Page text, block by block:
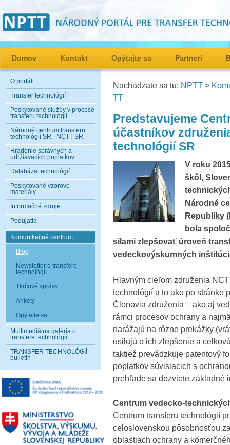
Domov Kontakt Opýtajte sa Partneri
O portáli
Transfer technológií
Poskytované služby v procese
transferu technológií
Národné centrum transferu
technológií SR - NCTT SR
Hradenie správnych a
udržiavacích poplatkov
Databáza technológií
Poskytované vzorové
materiály
Informačné zdroje
Podujatia
Komunikačné centrum
Blog
Newsletter o transfere
technológií
Tlačové správy
Ankety
Opýtajte sa
Multimediálna galéria o
transfere technológií
TRANSFER TECHNOLÓGIÍ
bulletin
Nachádzate sa tu: NPTT >
TT
Predstavujeme
účastníkov
technológií SR
V roku
škôl,
Národné
Republiky
bola
silami zlepšovať úroveň
vedeckovýskumných
Hlavným cieľom združenia
technológií a to ako po stránke
Členovia združenia – ako aj
rámci procesov ochrany a
narážajú na rôzne prekážky
usilujú o ich zlepšenie a
taktiež prevádzkuje patentový
poplatkov súvisiacich s
prehľade sa dozviete základné
Centrum vedecko-
Centrum transferu technológií
celoslovenskou pôsobnosťou
oblastiach ochrany a